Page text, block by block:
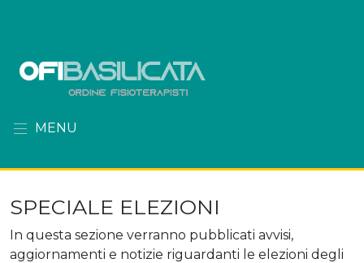
MENU
SPECIALE ELEZIONI
In questa sezione verranno pubblicati avvisi,
aggiornamenti e notizie riguardanti le elezioni degli